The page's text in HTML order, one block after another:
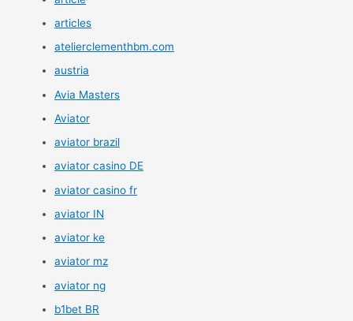
articles
atelierclementhbm.com
austria
Avia Masters
Aviator
aviator brazil
aviator casino DE
aviator casino fr
aviator IN
aviator ke
aviator mz
aviator ng
b1bet BR